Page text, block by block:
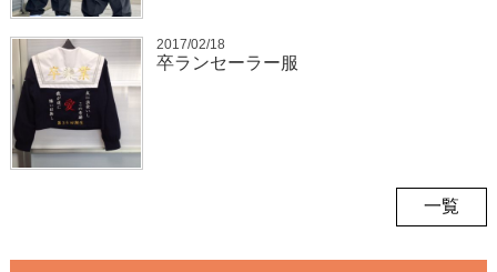
2017/02/18
卒ランセーラー服
一覧